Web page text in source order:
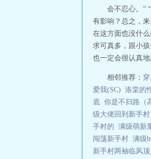
会不忍心。”
有影响？总之，
在这方面也没什
求可真多，跟小
也一定会很认真
相邻推荐：
爱我(SC) 洛棠的
底 你是不归路（
级大佬回到新手村
手村的 满级萌新
闯荡新手村 满级
新手村两袖临风